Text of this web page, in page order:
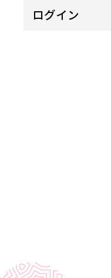
ログイン